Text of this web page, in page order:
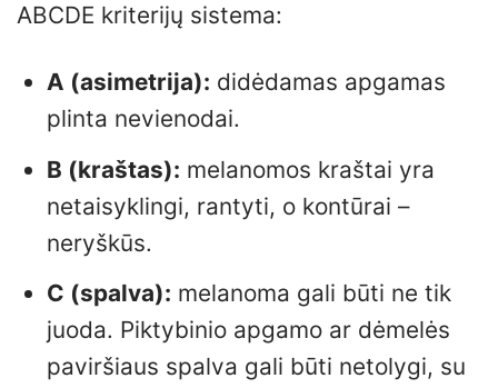
ABCDE kriterijų sistema:
A (asimetrija): didėdamas apgamas
plinta nevienodai.
B (kraštas): melanomos kraštai yra
netaisyklingi, rantyti, o kontūrai –
neryškūs.
C (spalva): melanoma gali būti ne tik
juoda. Piktybinio apgamo ar dėmelės
paviršiaus spalva gali būti netolygi, su